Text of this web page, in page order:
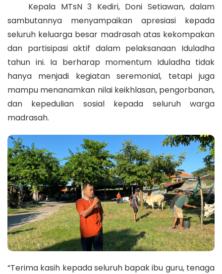
Kepala MTsN 3 Kediri, Doni Setiawan, dalam
sambutannya menyampaikan apresiasi kepada
seluruh keluarga besar madrasah atas kekompakan
dan partisipasi aktif dalam pelaksanaan Iduladha
tahun ini. Ia berharap momentum Iduladha tidak
hanya menjadi kegiatan seremonial, tetapi juga
mampu menanamkan nilai keikhlasan, pengorbanan,
dan kepedulian sosial kepada seluruh warga
madrasah.
“Terima kasih kepada seluruh bapak ibu guru, tenaga